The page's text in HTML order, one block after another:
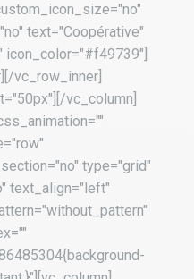
text="Coopérative"
icon_color="#f49739"]
vc_row_inner]
vc_column]
type="grid"
text_align="left"